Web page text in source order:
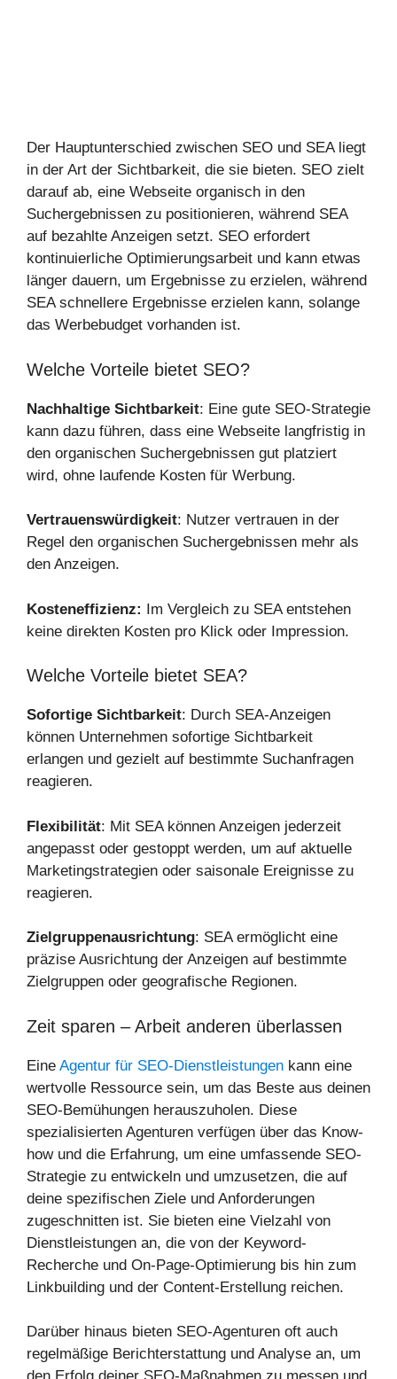
Der Hauptunterschied zwischen SEO und SEA liegt
in der Art der Sichtbarkeit, die sie bieten. SEO zielt
darauf ab, eine Webseite organisch in den
Suchergebnissen zu positionieren, während SEA
auf bezahlte Anzeigen setzt. SEO erfordert
kontinuierliche Optimierungsarbeit und kann etwas
länger dauern, um Ergebnisse zu erzielen, während
SEA schnellere Ergebnisse erzielen kann, solange
das Werbebudget vorhanden ist.
Welche Vorteile bietet SEO?
Nachhaltige Sichtbarkeit: Eine gute SEO-Strategie
kann dazu führen, dass eine Webseite langfristig in
den organischen Suchergebnissen gut platziert
wird, ohne laufende Kosten für Werbung.
Vertrauenswürdigkeit: Nutzer vertrauen in der
Regel den organischen Suchergebnissen mehr als
den Anzeigen.
Kosteneffizienz: Im Vergleich zu SEA entstehen
keine direkten Kosten pro Klick oder Impression.
Welche Vorteile bietet SEA?
Sofortige Sichtbarkeit: Durch SEA-Anzeigen
können Unternehmen sofortige Sichtbarkeit
erlangen und gezielt auf bestimmte Suchanfragen
reagieren.
Flexibilität: Mit SEA können Anzeigen jederzeit
angepasst oder gestoppt werden, um auf aktuelle
Marketingstrategien oder saisonale Ereignisse zu
reagieren.
Zielgruppenausrichtung: SEA ermöglicht eine
präzise Ausrichtung der Anzeigen auf bestimmte
Zielgruppen oder geografische Regionen.
Zeit sparen – Arbeit anderen überlassen
Eine Agentur für SEO-Dienstleistungen kann eine
wertvolle Ressource sein, um das Beste aus deinen
SEO-Bemühungen herauszuholen. Diese
spezialisierten Agenturen verfügen über das Know-
how und die Erfahrung, um eine umfassende SEO-
Strategie zu entwickeln und umzusetzen, die auf
deine spezifischen Ziele und Anforderungen
zugeschnitten ist. Sie bieten eine Vielzahl von
Dienstleistungen an, die von der Keyword-
Recherche und On-Page-Optimierung bis hin zum
Linkbuilding und der Content-Erstellung reichen.
Darüber hinaus bieten SEO-Agenturen oft auch
regelmäßige Berichterstattung und Analyse an, um